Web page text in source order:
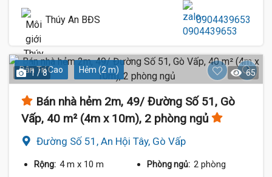
Thúy An BĐS 0904439653
Dân Trí Cao Hẻm (2 m)
1 / 8 65
Bán nhà hẻm 2m, 49/ Đường Số 51, Gò
Vấp, 40 m² (4m x 10m), 2 phòng ngủ
Đường Số 51, An Hội Tây, Gò Vấp
Rộng: 4 m x 10 m Phòng ngủ: 2 phòng